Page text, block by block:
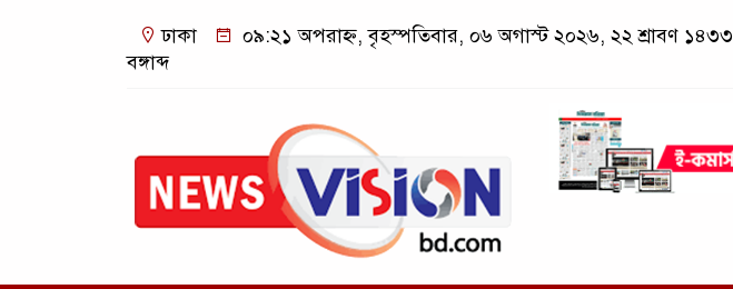
ঢাকা
০৯:২১ অপরাহ্ন, বৃহস্পতিবার, ০৬ অগাস্ট ২০২৬, ২২ শ্রাবণ ১৪৩৩
বঙ্গাব্দ